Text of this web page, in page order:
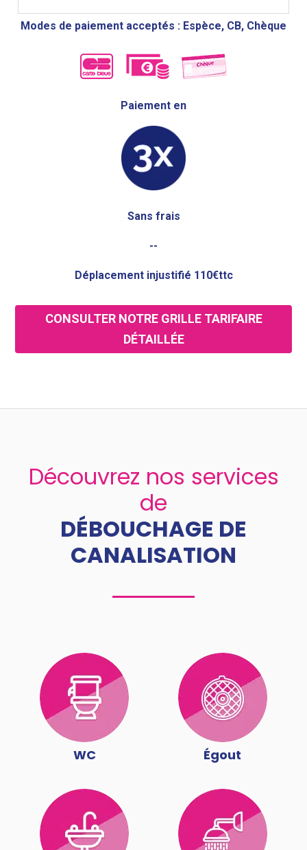
Modes de paiement acceptés : Espèce, CB, Chèque
Paiement en
Sans frais
--
Déplacement injustifié 110€ttc
CONSULTER NOTRE GRILLE TARIFAIRE
DÉTAILLÉE
Découvrez nos services
de
DÉBOUCHAGE DE
CANALISATION
WC Égout